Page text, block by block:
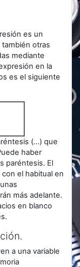
es un
otras
mediante
en la
es el siguiente
(...) que
haber
paréntesis. El
el habitual en
más adelante.
en blanco
a una variable